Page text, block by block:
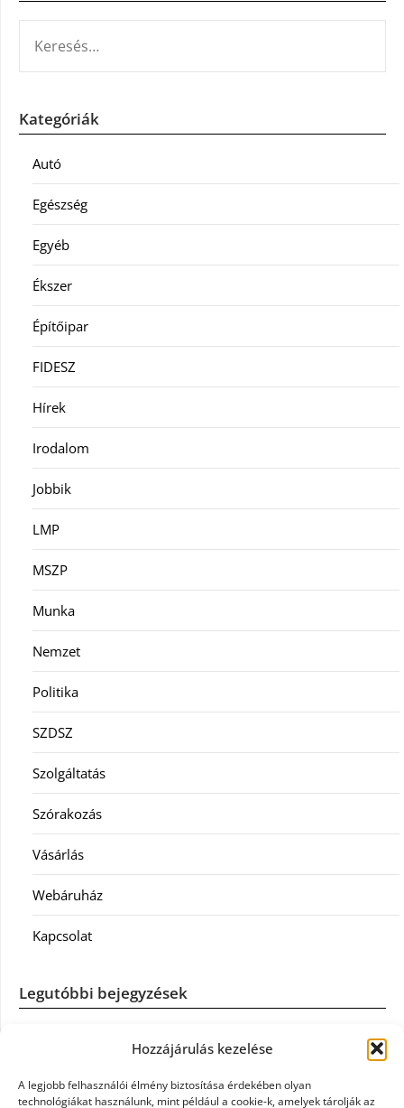
Hozzájárulás kezelése
A legjobb felhasználói élmény biztosítása érdekében olyan
technológiákat használunk, mint például a cookie-k, amelyek tárolják az
Kategóriák
Autó
Egészség
Egyéb
Ékszer
Építőipar
FIDESZ
Hírek
Irodalom
Jobbik
LMP
MSZP
Munka
Nemzet
Politika
SZDSZ
Szolgáltatás
Szórakozás
Vásárlás
Webáruház
Kapcsolat
Legutóbbi bejegyzések
Casco szélvédőcsere: mikor éri meg a biztosítást igénybe
Könyvelés: mikor érdemes könyvelőt váltani?